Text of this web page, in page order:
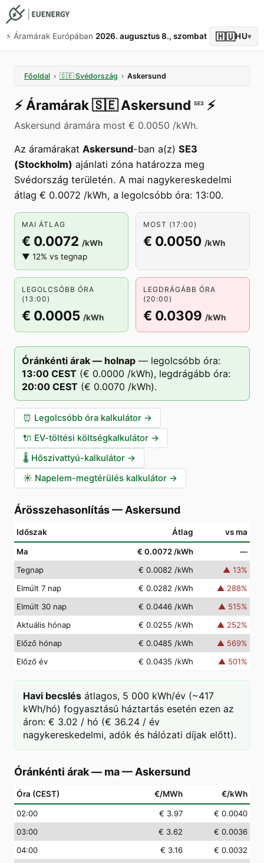
⚡️ Áramárak Európában 2026. augusztus 8., szombat 🇭🇺HU▾
Főoldal › 🇸🇪 Svédország › Askersund
⚡️ Áramárak🇸🇪 Askersund SE3 ⚡️
Askersund áramára most € 0.0050 /kWh.
Az áramárakat Askersund-ban a(z) SE3
(Stockholm) ajánlati zóna határozza meg
Svédország területén. A mai nagykereskedelmi
átlag € 0.0072 /kWh, a legolcsóbb óra: 13:00.
MAI ÁTLAG
€ 0.0072 /kWh
▼ 12% vs tegnap
MOST (17:00)
€ 0.0050 /kWh
LEGOLCSÓBB ÓRA
(13:00)
€ 0.0005 /kWh
LEGDRÁGÁBB ÓRA
(20:00)
€ 0.0309 /kWh
Óránkénti árak — holnap — legolcsóbb óra:
13:00 CEST (€ 0.0000 /kWh), legdrágább óra:
20:00 CEST (€ 0.0070 /kWh).
⏰ Legolcsóbb óra kalkulátor →
🔌 EV-töltési költségkalkulátor →
🌡️ Hőszivattyú-kalkulátor →
☀️ Napelem-megtérülés kalkulátor →
Árösszehasonlítás— Askersund
Időszak Átlag vs ma
Ma € 0.0072 /kWh
—
Tegnap
€ 0.0082 /kWh ▲ 13%
Elmúlt 7 nap
€ 0.0282 /kWh ▲ 288%
Elmúlt 30 nap
€ 0.0446 /kWh ▲ 515%
Aktuális hónap
€ 0.0255 /kWh ▲ 252%
Előző hónap
€ 0.0485 /kWh ▲ 569%
Előző év
€ 0.0435 /kWh ▲ 501%
Havi becslés átlagos, 5 000 kWh/év (~417
kWh/hó) fogyasztású háztartás esetén ezen az
áron: € 3.02 / hó (€ 36.24 / év
nagykereskedelmi, adók és hálózati díjak előtt).
Óránkénti árak — ma— Askersund
Óra (CEST) €/MWh €/kWh
02:00 € 3.97
€ 0.0040
03:00 € 3.62
€ 0.0036
04:00 € 3.16
€ 0.0032